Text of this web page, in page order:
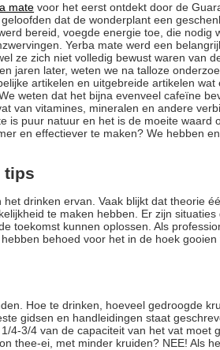
mate voor het eerst ontdekt door de
dat de wonderplant een
bereid, voegde energie toe, die nodig
Yerba mate werd een
ze zich niet volledig bewust waren van
jaren later, weten we na talloze
artikelen en uitgebreide artikelen wat
weten dat het bijna evenveel cafeïne
van vitamines, mineralen en andere
is puur natuur en het is de moeite waard
en effectiever te maken? We hebben
tips
drinken ervan. Vaak blijkt dat theorie
te maken hebben. Er zijn situaties
toekomst kunnen oplossen. Als
behoed voor het in de hoek
Hoe te drinken, hoeveel gedroogde
gidsen en handleidingen staat
4-3/4 van de capaciteit van het vat moet
thee-ei, met minder kruiden? NEE! Als